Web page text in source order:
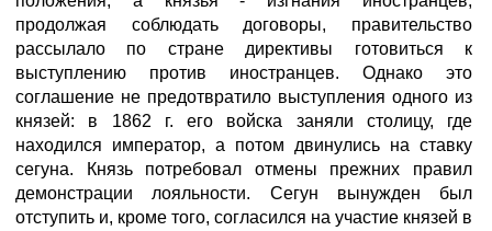
продолжая соблюдать договоры, правительство
рассылало по стране директивы готовиться к
выступлению против иностранцев. Однако это
соглашение не предотвратило выступления одного из
князей: в 1862 г. его войска заняли столицу, где
находился император, а потом двинулись на ставку
сегуна. Князь потребовал отмены прежних правил
демонстрации лояльности. Сегун вынужден был
отступить и, кроме того, согласился на участие князей в